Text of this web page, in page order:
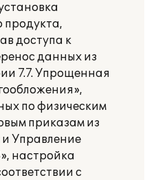
продукта,
доступа к
данных из
7.7. Упрощенная
по физическим
приказам из
Управление
настройка
с